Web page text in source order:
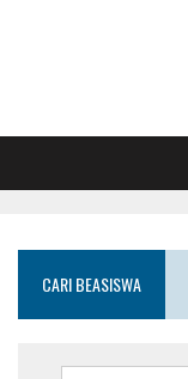
CARI BEASISWA